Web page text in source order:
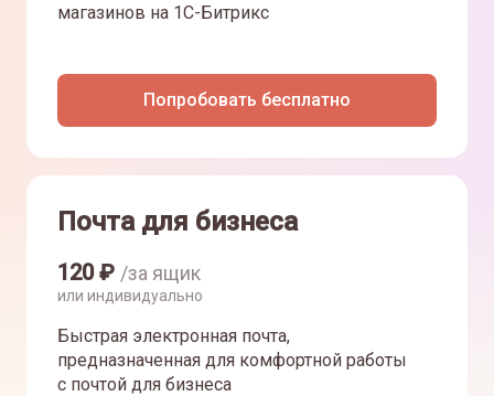
магазинов на 1С-Битрикс
Попробовать бесплатно
Почта для бизнеса
120₽ /за ящик
или индивидуально
Быстрая электронная почта,
предназначенная для комфортной работы
с почтой для бизнеса